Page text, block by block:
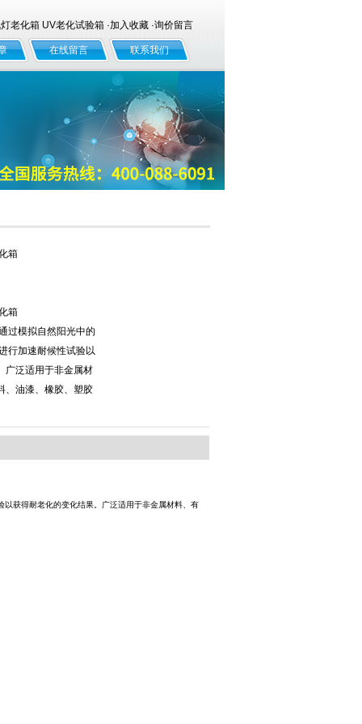
老化箱 UV老化试验箱 ·加入收藏·询价留言
在线留言 联系我们
箱
箱
过模拟自然阳光中的
行加速耐候性试验以
广泛适用于非金属材
、油漆、橡胶、塑胶
获得耐老化的变化结果。广泛适用于非金属材料、有